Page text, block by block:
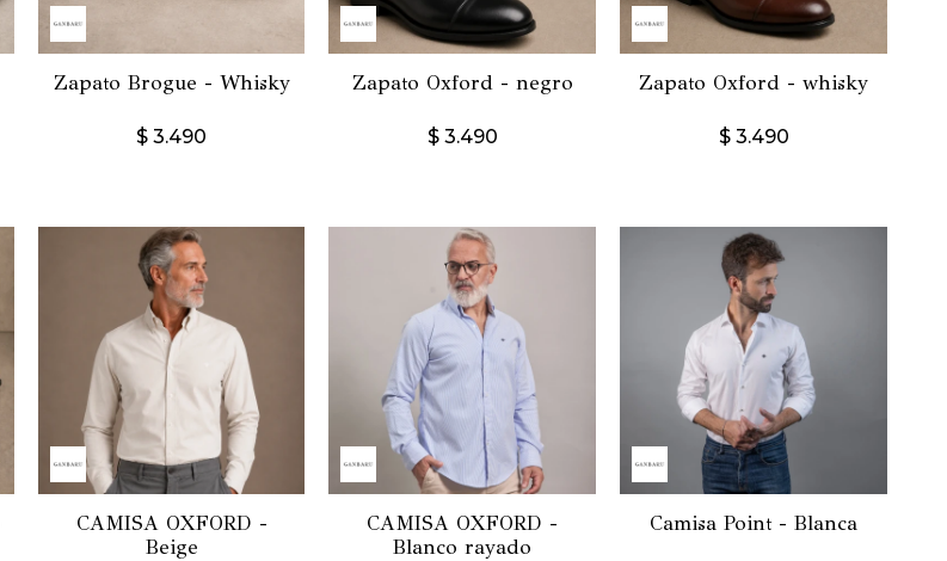
Zapato Brogue - Whisky
$ 3.490
Zapato Oxford - negro
$ 3.490
Zapato Oxford - whisky
$ 3.490
CAMISA OXFORD -
Beige
CAMISA OXFORD -
Blanco rayado
Camisa Point - Blanca